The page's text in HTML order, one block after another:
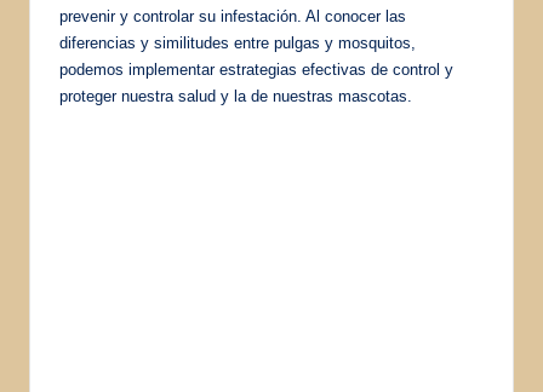
prevenir y controlar su infestación. Al conocer las
diferencias y similitudes entre pulgas y mosquitos,
podemos implementar estrategias efectivas de control y
proteger nuestra salud y la de nuestras mascotas.